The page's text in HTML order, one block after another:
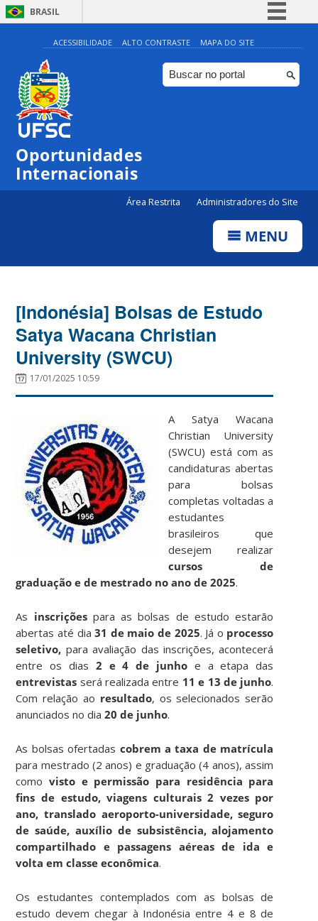
BRASIL
Simplifique!
Comunica BR
Participe
ACESSIBILIDADE ALTO CONTRASTE MAPA DO SITE
Oportunidades
Internacionais
Área Restrita Administradores do Site
MENU
[Indonésia] Bolsas de Estudo
Satya Wacana Christian
University (SWCU)
17/01/2025 10:59
A Satya Wacana
Christian University
(SWCU) está com as
candidaturas abertas
para bolsas
completas voltadas a
estudantes
brasileiros que
desejem realizar
cursos de
graduação e de mestrado no ano de 2025.
As inscrições para as bolsas de estudo estarão
abertas até dia31 de maio de 2025. Já o processo
seletivo, para avaliação das inscrições, acontecerá
entre os dias 2 e 4 de junho e a etapa das
entrevistas será realizada entre 11 e 13 de junho.
Com relação ao resultado, os selecionados serão
anunciados no dia20 de junho.
As bolsas ofertadas cobrem a taxa de matrícula
para mestrado (2 anos) e graduação (4 anos), assim
comovisto e permissão para residência para
fins de estudo, viagens culturais 2 vezes por
ano, translado aeroporto-universidade, seguro
de saúde, auxílio de subsistência, alojamento
compartilhado e passagens aéreas de ida e
volta em classe econômica.
Os estudantes contemplados com as bolsas de
estudo devem chegar à Indonésia entre 4 e 8 de